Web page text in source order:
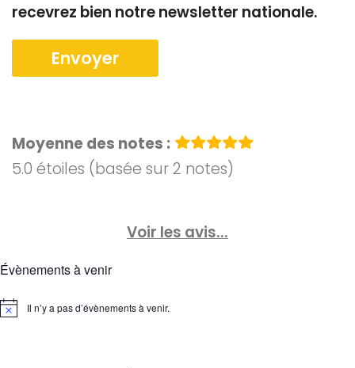
recevrez bien notre newsletter nationale.
Moyenne des notes :
5.0 étoiles (basée sur 2 notes)
Voir les avis...
Évènements à venir
Notice Il n’y a pas d’évènements à venir.